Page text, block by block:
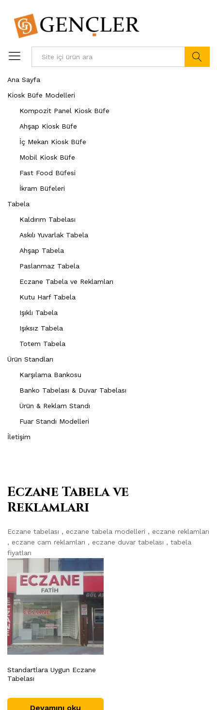
Ana Sayfa
Kiosk Büfe Modelleri
Kompozit Panel Kiosk Büfe
Ahşap Kiosk Büfe
İç Mekan Kiosk Büfe
Mobil Kiosk Büfe
Fast Food Büfesi
İkram Büfeleri
Tabela
Kaldırım Tabelası
Askılı Yuvarlak Tabela
Ahşap Tabela
Paslanmaz Tabela
Eczane Tabela ve Reklamları
Kutu Harf Tabela
Işıklı Tabela
Işıksız Tabela
Totem Tabela
Ürün Standları
Karşılama Bankosu
Banko Tabelası & Duvar Tabelası
Ürün & Reklam Standı
Fuar Standı Modelleri
İletişim
Eczane Tabela ve
Reklamları
Eczane tabelası , eczane tabela modelleri , eczane reklamları
, eczane cam reklamları , eczane duvar tabelası , tabela
fiyatları
Standartlara Uygun Eczane
Tabelası
Devamını oku